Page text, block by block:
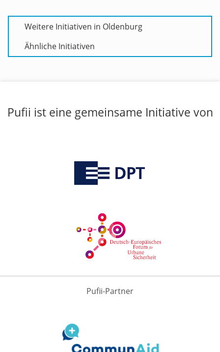
Weitere Initiativen in Oldenburg
Ähnliche Initiativen
Pufii ist eine gemeinsame Initiative von
Pufii-Partner